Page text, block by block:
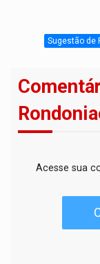
Sugestão de
Acesse sua